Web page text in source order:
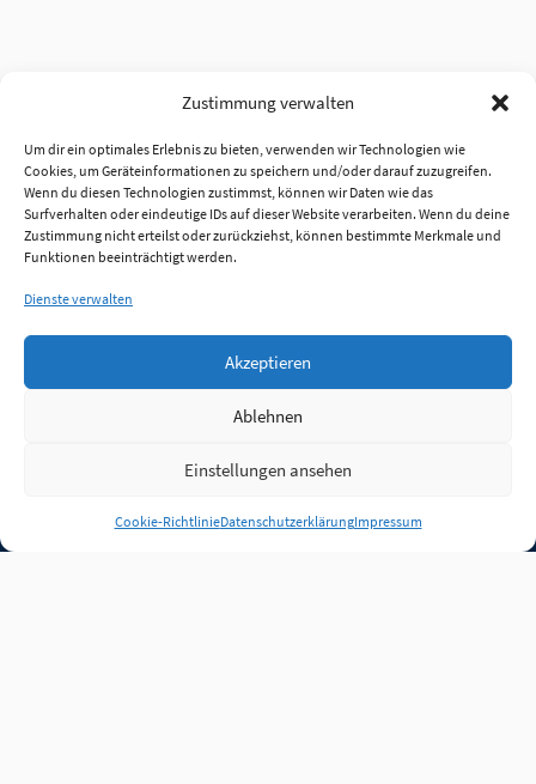
Zustimmung verwalten
Um dir ein optimales Erlebnis zu bieten, verwenden wir Technologien wie
Cookies, um Geräteinformationen zu speichern und/oder darauf zuzugreifen.
Wenn du diesen Technologien zustimmst, können wir Daten wie das
Surfverhalten oder eindeutige IDs auf dieser Website verarbeiten. Wenn du deine
Zustimmung nicht erteilst oder zurückziehst, können bestimmte Merkmale und
Funktionen beeinträchtigt werden.
Dienste verwalten
Akzeptieren
Ablehnen
Einstellungen ansehen
Cookie-RichtlinieDatenschutzerklärungImpressum
Anmelden
Jobs Partner FAQ Quellen